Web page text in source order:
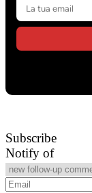
Subscribe
Notify of